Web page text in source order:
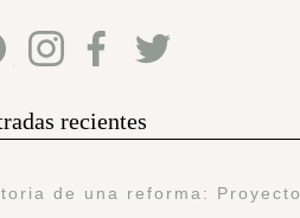
recientes
de una reforma: Proyecto